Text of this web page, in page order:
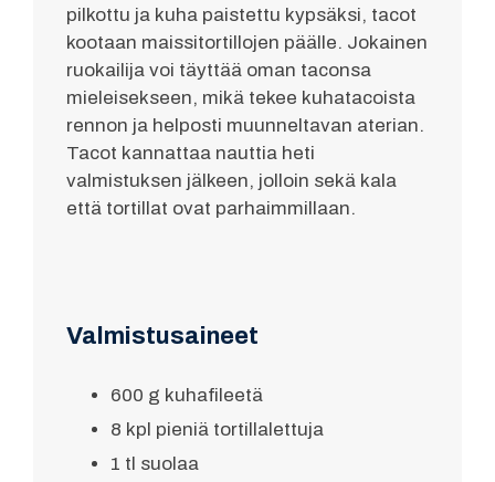
pilkottu ja kuha paistettu kypsäksi, tacot
kootaan maissitortillojen päälle. Jokainen
ruokailija voi täyttää oman taconsa
mieleisekseen, mikä tekee kuhatacoista
rennon ja helposti muunneltavan aterian.
Tacot kannattaa nauttia heti
valmistuksen jälkeen, jolloin sekä kala
että tortillat ovat parhaimmillaan.
Valmistusaineet
600 g kuhafileetä
8 kpl pieniä tortillalettuja
1 tl suolaa